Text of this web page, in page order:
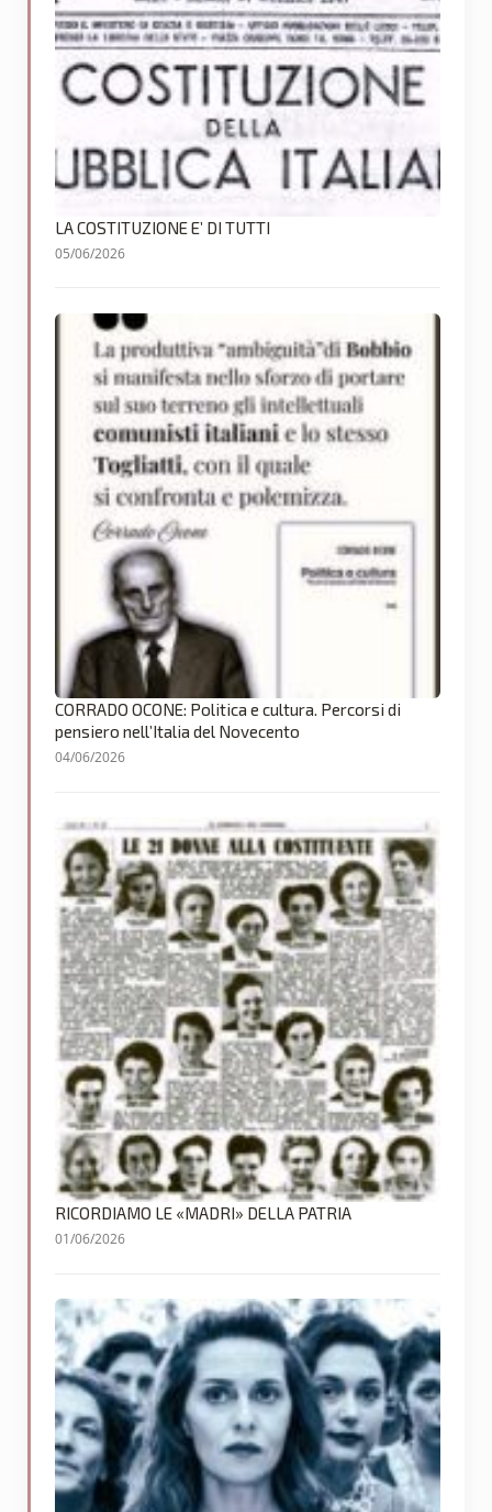
LA COSTITUZIONE E’ DI TUTTI
05/06/2026
CORRADO OCONE: Politica e cultura. Percorsi di
pensiero nell’Italia del Novecento
04/06/2026
RICORDIAMO LE «MADRI» DELLA PATRIA
01/06/2026